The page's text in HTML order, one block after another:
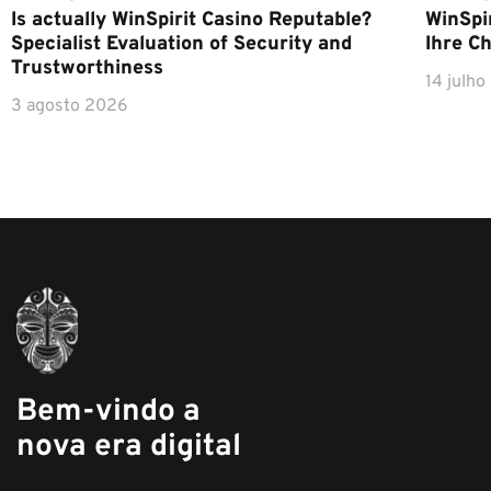
Is actually WinSpirit Casino Reputable?
Specialist Evaluation of Security and
Trustworthiness
3 agosto 2026
Ihre
14
Bem-vindo a
nova era digital